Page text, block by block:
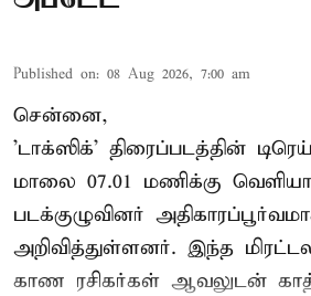
Published on: 08 Aug 2026, 7:00 am
சென்னை,
'டாக்ஸிக்' திரைப்படத்தின்
மாலை 07.01 மணிக்கு
படக்குழுவினர்
அறிவித்துள்ளனர். இந்த
காண ரசிகர்கள் ஆவலுடன்